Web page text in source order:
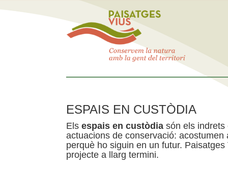
ESPAIS EN CUSTÒDIA
Els espais en custòdia són els indrets
actuacions de conservació:
perquè ho siguin en un futur.
projecte a llarg termini.